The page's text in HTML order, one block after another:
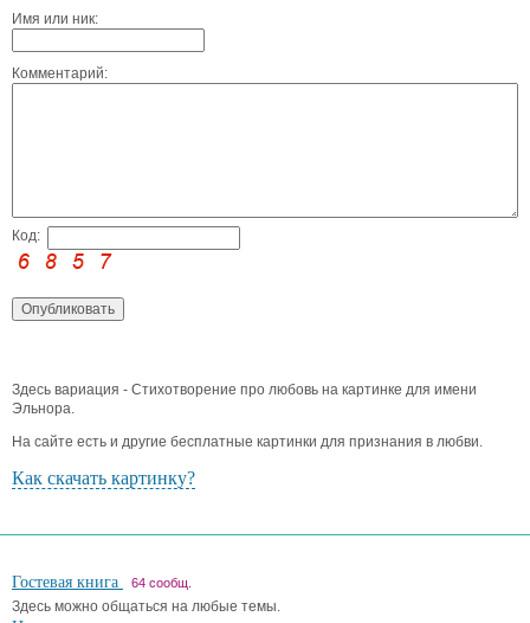
Имя или ник:
Комментарий:
Код:
Здесь вариация - Стихотворение про любовь на картинке для имени
Эльнора.
На сайте есть и другие бесплатные картинки для признания в любви.
Как скачать картинку?
Гостевая книга 64 сообщ.
Здесь можно общаться на любые темы.